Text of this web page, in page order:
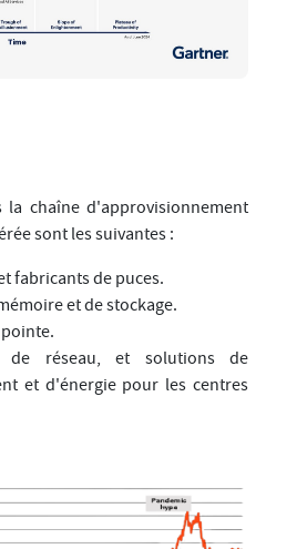
la chaîne d'approvisionnement
sont les suivantes :
fabricants de puces.
et de stockage.
de réseau, et solutions de
et d'énergie pour les centres